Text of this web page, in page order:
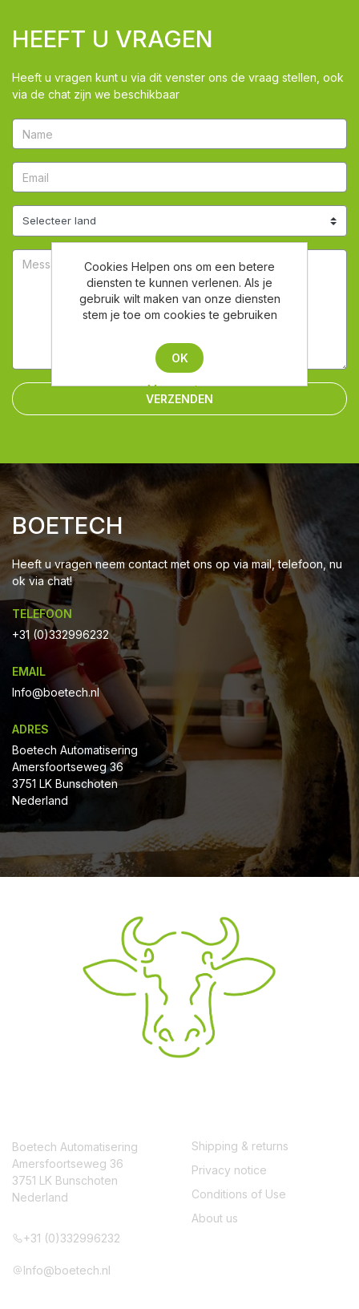
HEEFT U VRAGEN
Heeft u vragen kunt u via dit venster ons de vraag stellen, ook
via de chat zijn we beschikbaar
VERZENDEN
BOETECH
Heeft u vragen neem contact met ons op via mail, telefoon, nu
ok via chat!
TELEFOON
+31 (0)332996232
EMAIL
Info@boetech.nl
ADRES
Boetech Automatisering
Amersfoortseweg 36
3751 LK Bunschoten
Nederland
Boetech Automatisering
Amersfoortseweg 36
3751 LK Bunschoten
Nederland
+31 (0)332996232
Info@boetech.nl
Shipping & returns
Privacy notice
Conditions of Use
About us
Cookies Helpen ons om een betere
diensten te kunnen verlenen. Als je
gebruik wilt maken van onze diensten
stem je toe om cookies te gebruiken
OK
Meer weten